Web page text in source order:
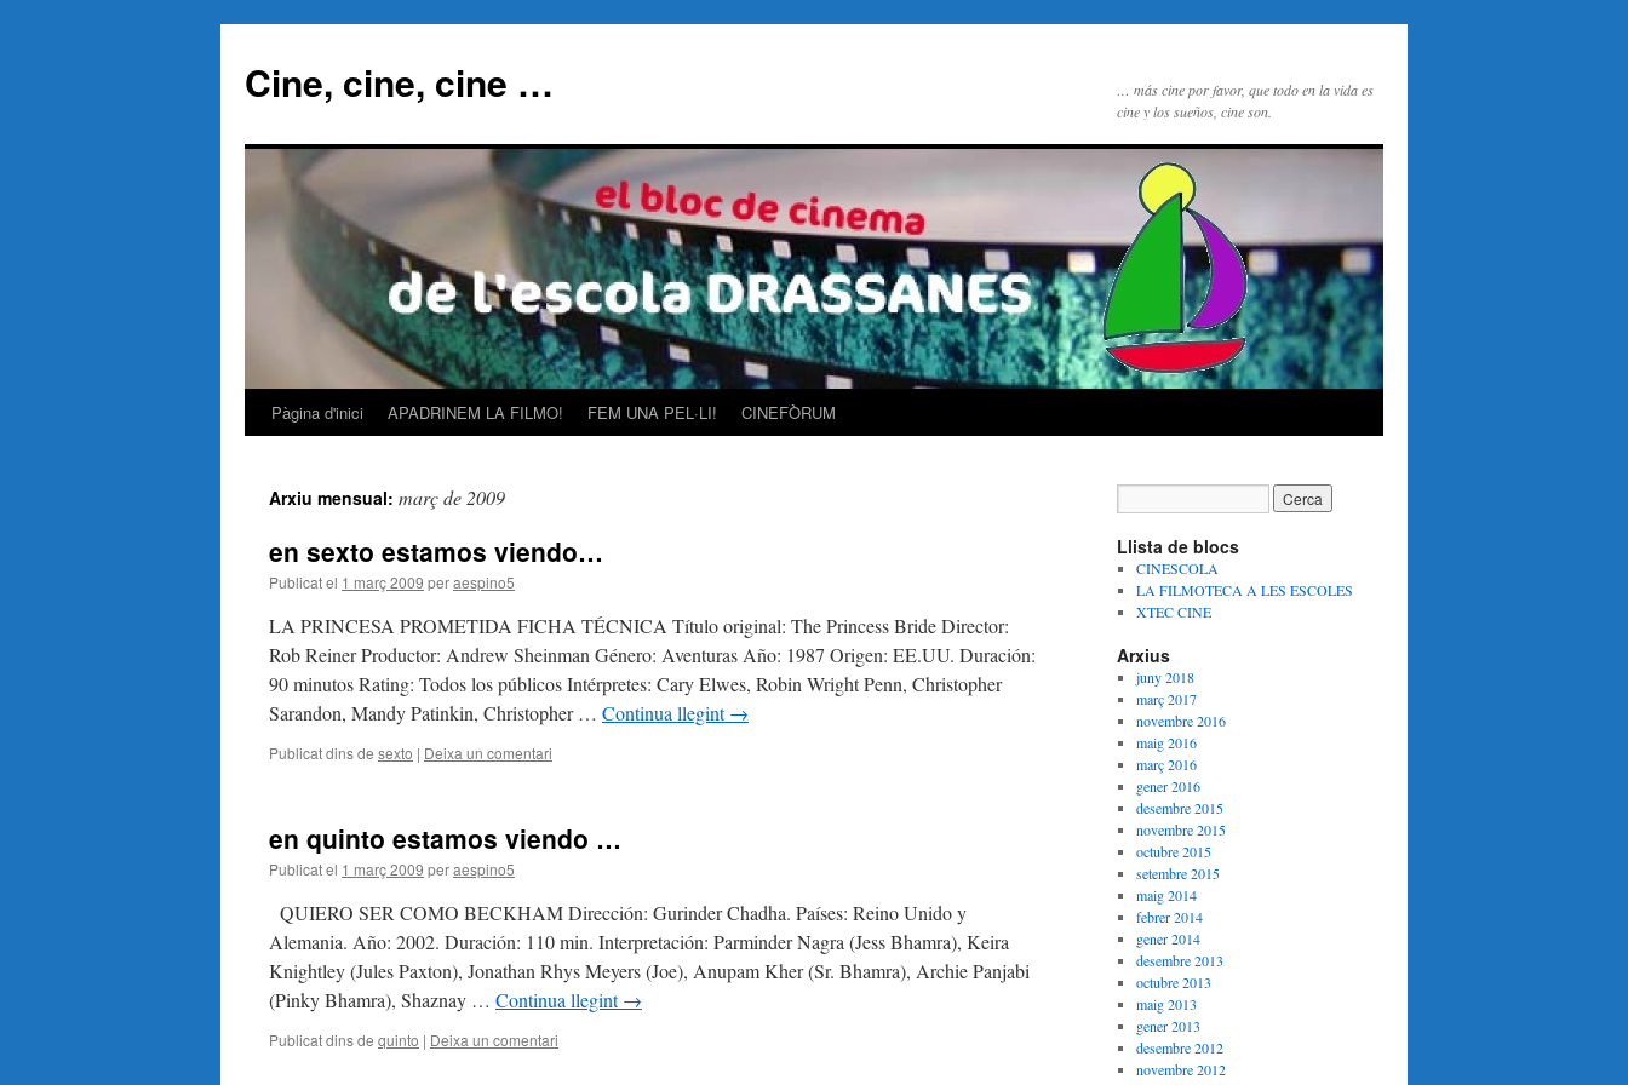
Cine, cine, cine …
… más cine por favor, que todo en la vida es
cine y los sueños, cine son.
Vés
contingut
Pàgina d'inici APADRINEM LA FILMO! FEM UNA PEL·LI! CINEFÒRUM
Arxiu mensual: març de 2009
en sexto estamos viendo…
Publicat el 1 març 2009 peraespino5
LA PRINCESA PROMETIDA FICHA TÉCNICA Título original: The Princess Bride Director:
Rob Reiner Productor: Andrew Sheinman Género: Aventuras Año: 1987 Origen: EE.UU. Duración:
90 minutos Rating: Todos los públicos Intérpretes: Cary Elwes, Robin Wright Penn, Christopher
Sarandon, Mandy Patinkin, Christopher … Continua llegint→
Publicat dins de sexto | Deixa un comentari
en quinto estamos viendo …
Publicat el 1 març 2009 peraespino5
QUIERO SER COMO BECKHAM Dirección: Gurinder Chadha. Países: Reino Unido y
Alemania. Año: 2002. Duración: 110 min. Interpretación: Parminder Nagra (Jess Bhamra), Keira
Knightley (Jules Paxton), Jonathan Rhys Meyers (Joe), Anupam Kher (Sr. Bhamra), Archie Panjabi
(Pinky Bhamra), Shaznay … Continua llegint→
Publicat dins de quinto | Deixa un comentari
Llista de blocs
CINESCOLA
LA FILMOTECA A LES ESCOLES
XTEC CINE
Arxius
juny 2018
març 2017
novembre 2016
maig 2016
març 2016
gener 2016
desembre 2015
novembre 2015
octubre 2015
setembre 2015
maig 2014
febrer 2014
gener 2014
desembre 2013
octubre 2013
maig 2013
gener 2013
desembre 2012
novembre 2012